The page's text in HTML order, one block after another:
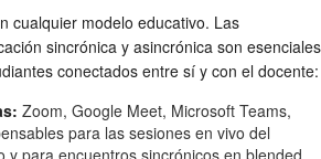
cualquier modelo educativo. Las
sincrónica y asincrónica son esenciales
conectados entre sí y con el docente:
Zoom, Google Meet, Microsoft Teams,
para las sesiones en vivo del